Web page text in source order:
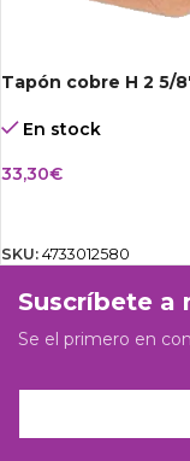
Tapón cobre H 2 5/
En stock
33,30€
SKU: 4733012580
Suscríbete a
Se el primero en